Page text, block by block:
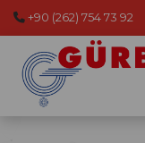
+90 (262) 754 73 92